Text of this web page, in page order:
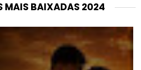
MAIS BAIXADAS 2024